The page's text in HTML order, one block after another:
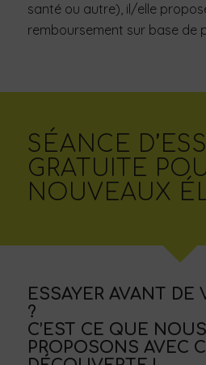
santé ou autre), il/elle
remboursement sur base de
SÉANCE
GRATUITE
NOUVEAUX
ESSAYER AVANT DE
?
C’EST CE QUE
PROPOSONS AVEC